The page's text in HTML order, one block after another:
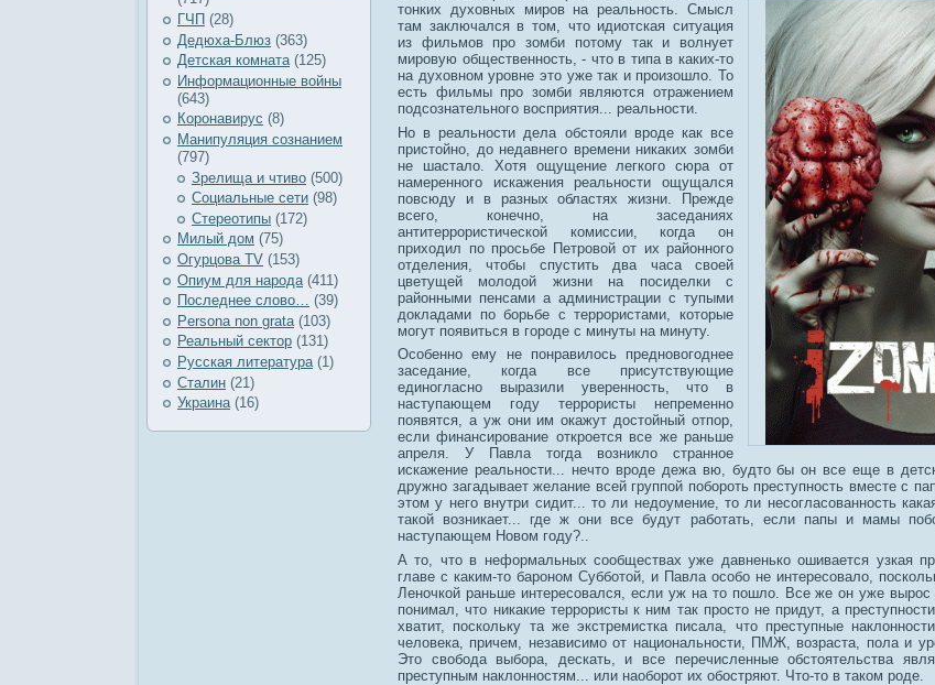
ГЧП (28)
Дедюха-Блюз (363)
Детская комната(125)
Информационные войны
(643)
Коронавирус (8)
Манипуляция сознанием
(797)
Зрелища и чтиво (500)
Социальные сети (98)
Стереотипы (172)
Милый дом (75)
Огурцова TV (153)
Опиум для народа (411)
Последнее слово… (39)
Рersona non grata (103)
Реальный сектор (131)
Русская литература (1)
Сталин (21)
Украина(16)
тонких духовных миров на реальность. Смысл
там заключался в том, что идиотская ситуация
из фильмов про зомби потому так и волнует
мировую общественность, - что в типа в каких-то
на духовном уровне это уже так и произошло. То
есть фильмы про зомби являются отражением
подсознательного восприятия... реальности.
Но в реальности дела обстояли вроде как все
пристойно, до недавнего времени никаких зомби
не шастало. Хотя ощущение легкого сюра от
намеренного искажения реальности ощущался
повсюду и в разных областях жизни. Прежде
всего, конечно, на заседаниях
антитеррористической комиссии, когда он
приходил по просьбе Петровой от их районного
отделения, чтобы спустить два часа своей
цветущей молодой жизни на посиделки с
районными пенсами а администрации с тупыми
докладами по борьбе с террористами, которые
могут появиться в городе с минуты на минуту.
Особенно ему не понравилось предновогоднее
заседание, когда все присутствующие
единогласно выразили уверенность, что в
наступающем году террористы непременно
появятся, а уж они им окажут достойный отпор,
если финансирование откроется все же раньше
апреля. У Павла тогда возникло странное
искажение реальности... нечто вроде дежа вю, будто бы он все еще в
дружно загадывает желание всей группой побороть преступность вместе с
этом у него внутри сидит... то ли недоумение, то ли несогласованность
такой возникает... где ж они все будут работать, если папы и мамы
наступающем Новом году?..
А то, что в неформальных сообществах уже давненько ошивается узкая
главе с каким-то бароном Субботой, и Павла особо не интересовало,
Леночкой раньше интересовался, если уж на то пошло. Все же он уже вырос
понимал, что никакие террористы к ним так просто не придут, а
хватит, поскольку та же экстремистка писала, что преступные
человека, причем, независимо от национальности, ПМЖ, возраста, пола и
Это свобода выбора, дескать, и все перечисленные обстоятельства
преступным наклонностям... или наоборот их обостряют. Что-то в таком роде.